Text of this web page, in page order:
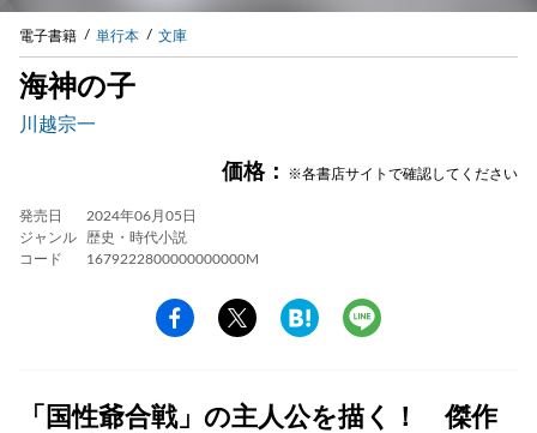
電子書籍 単行本 文庫
海神の子
川越宗一
価格： ※各書店サイトで確認してください
発売日
2024年06月05日
ジャンル
歴史・時代小説
コード
1679222800000000000M
「国性爺合戦」の主人公を描く！ 傑作